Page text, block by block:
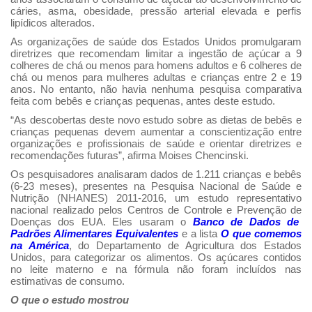
cáries, asma, obesidade, pressão arterial elevada e perfis
lipídicos alterados.
As organizações de saúde dos Estados Unidos promulgaram
diretrizes que recomendam limitar a ingestão de açúcar a 9
colheres de chá ou menos para homens adultos e 6 colheres de
chá ou menos para mulheres adultas e crianças entre 2 e 19
anos. No entanto, não havia nenhuma pesquisa comparativa
feita com bebês e crianças pequenas, antes deste estudo.
“As descobertas deste novo estudo sobre as dietas de bebês e
crianças pequenas devem aumentar a conscientização entre
organizações e profissionais de saúde e orientar diretrizes e
recomendações futuras”, afirma Moises Chencinski.
Os pesquisadores analisaram dados de 1.211 crianças e bebês
(6-23 meses), presentes na Pesquisa Nacional de Saúde e
Nutrição (NHANES) 2011-2016, um estudo representativo
nacional realizado pelos Centros de Controle e Prevenção de
Doenças dos EUA. Eles usaram o Banco de Dados de
Padrões Alimentares Equivalentes e a listaO que comemos
na América, do Departamento de Agricultura dos Estados
Unidos, para categorizar os alimentos. Os açúcares contidos
no leite materno e na fórmula não foram incluídos nas
estimativas de consumo.
O que o estudo mostrou